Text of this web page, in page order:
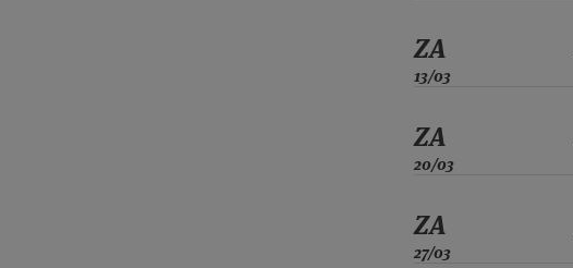
ZA
13/03
ZA
20/03
ZA
27/03